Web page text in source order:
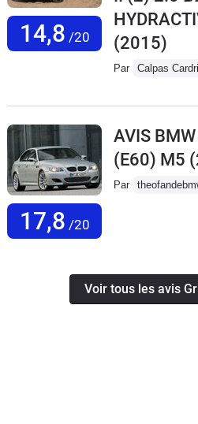
14,8 /20
(2015)
Par Calpas Cardri
17,8 /20
AVIS
(E60) M5
Par
Voir tous les avis